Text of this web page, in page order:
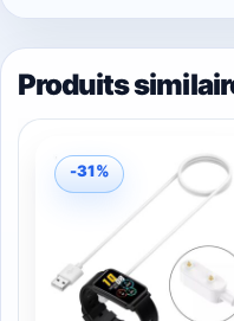
Produits
-31%